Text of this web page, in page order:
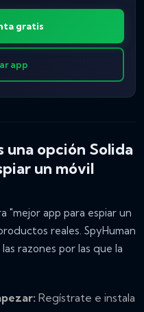
gratis
app
una opción Solida
un móvil
"mejor app para espiar un
reales. SpyHuman
razones por las que la
Regístrate e instala